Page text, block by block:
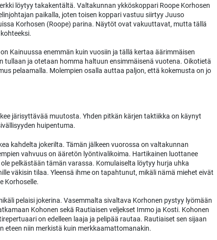
löytyy takakentältä. Valtakunnan ykköskoppari Roope Korhosen
paikalla, joten toisen koppari vastuu siirtyy Juuso
Korhosen (Roope) parina. Näytöt ovat vakuuttavat, mutta tällä
Kainuussa enemmän kuin vuosiin ja tällä kertaa äärimmäisen
tullaan ja otetaan homma haltuun ensimmäisenä vuotena. Oikotietä
pelaamalla. Molempien osalla auttaa paljon, että kokemusta on jo
järisyttävää muutosta. Yhden pitkän kärjen taktiikka on käynyt
huipentuma.
kahdelta jokerilta. Tämän jälkeen vuorossa on valtakunnan
vahvuus on ääretön lyöntivalikoima. Hartikainen luottanee
pelkästään tämän varassa. Komulaiselta löytyy hurja uhka
väkisin tilaa. Yleensä ihme on tapahtunut, mikäli nämä miehet eivät
Korhoselle.
pelaisi jokerina. Vasemmalta sivaltava Korhonen pystyy lyömään
Kohonen sekä Rautiaisen veljekset Immo ja Kosti. Kohonen
on edelleen laaja ja pelipää rautaa. Rautiaiset sen sijaan
eteen niin merkistä kuin merkkaamattomanakin.